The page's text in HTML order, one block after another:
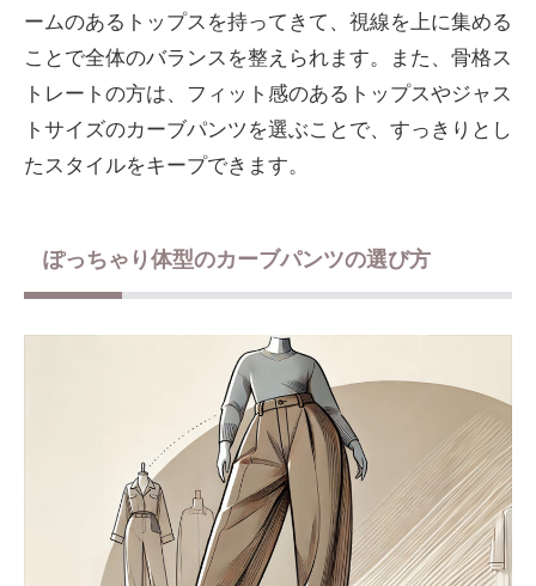
ームのあるトップスを持ってきて、視線を上に集める
ことで全体のバランスを整えられます。また、骨格ス
トレートの方は、フィット感のあるトップスやジャス
トサイズのカーブパンツを選ぶことで、すっきりとし
たスタイルをキープできます。
ぽっちゃり体型のカーブパンツの選び方